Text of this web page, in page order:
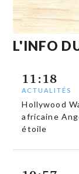
L'INFO
11:18
ACTUALITÉS
Hollywood
africaine
étoile